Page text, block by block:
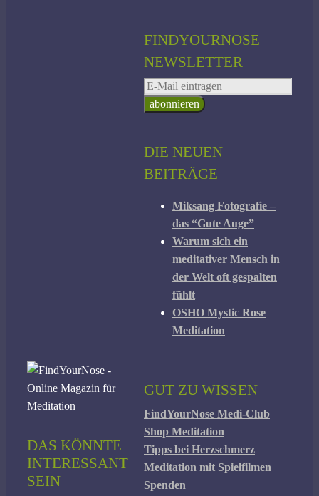
DAS KÖNNTE
INTERESSANT
SEIN
FINDYOURNOSE
NEWSLETTER
DIE NEUEN
BEITRÄGE
Miksang Fotografie –
das “Gute Auge”
Warum sich ein
meditativer Mensch in
der Welt oft gespalten
fühlt
OSHO Mystic Rose
Meditation
GUT ZU WISSEN
FindYourNose Medi-Club
Shop Meditation
Tipps bei Herzschmerz
Meditation mit Spielfilmen
Spenden